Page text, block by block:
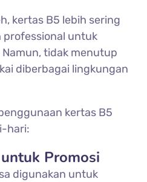
kertas B5 lebih sering
professional untuk
tidak menutup
diberbagai lingkungan
kertas B5
hari:
Promosi
digunakan untuk